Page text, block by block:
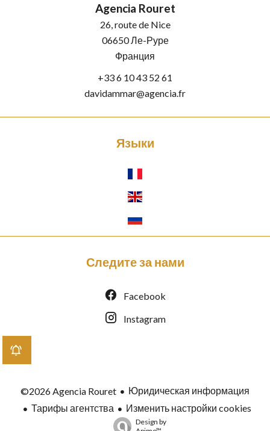
Agencia Rouret
26, route de Nice
06650Ле-Руре
Франция
+33 6 10 43 52 61
davidammar@agencia.fr
Языки
Следите за нами
Facebook
Instagram
©2026 Agencia Rouret
Юридическая информация
Тарифы агентства
Изменить настройки cookies
Design by